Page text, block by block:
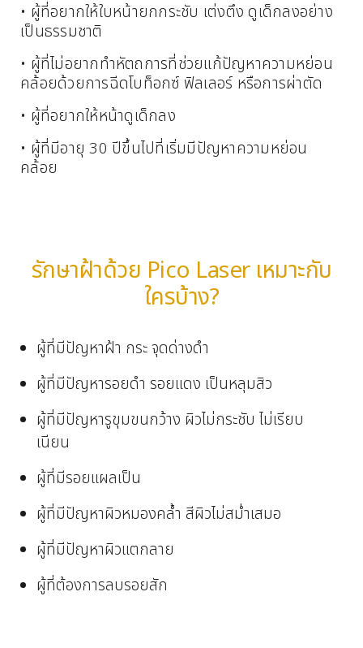
• ผู้ที่อยากให้ใบหน้ายกกระชับ เต่งตึง ดูเด็กลงอย่าง
เป็นธรรมชาติ
• ผู้ที่ไม่อยากทำหัตถการที่ช่วยแก้ปัญหาความหย่อน
คล้อยด้วยการฉีดโบท็อกซ์ ฟิลเลอร์ หรือการผ่าตัด
• ผู้ที่อยากให้หน้าดูเด็กลง
• ผู้ที่มีอายุ 30 ปีขึ้นไปที่เริ่มมีปัญหาความหย่อน
คล้อย
รักษาฝ้าด้วย Pico Laser เหมาะกับ
ใครบ้าง?
ผู้ที่มีปัญหาฝ้า กระ จุดด่างดำ
ผู้ที่มีปัญหารอยดำ รอยแดง เป็นหลุมสิว
ผู้ที่มีปัญหารูขุมขนกว้าง ผิวไม่กระชับ ไม่เรียบ
เนียน
ผู้ที่มีรอยแผลเป็น
ผู้ที่มีปัญหาผิวหมองคล้ำ สีผิวไม่สม่ำเสมอ
ผู้ที่มีปัญหาผิวแตกลาย
ผู้ที่ต้องการลบรอยสัก